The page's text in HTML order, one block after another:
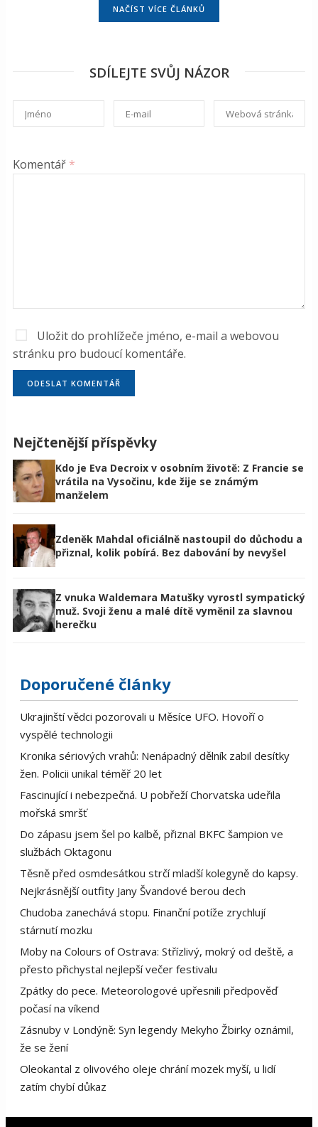
NAČÍST VÍCE ČLÁNKŮ
SDÍLEJTE SVŮJ NÁZOR
Komentář *
Uložit do prohlížeče jméno, e-mail a webovou
stránku pro budoucí komentáře.
Nejčtenější příspěvky
Kdo je Eva Decroix v osobním životě: Z Francie se
vrátila na Vysočinu, kde žije se známým
manželem
Zdeněk Mahdal oficiálně nastoupil do důchodu a
přiznal, kolik pobírá. Bez dabování by nevyšel
Z vnuka Waldemara Matušky vyrostl sympatický
muž. Svoji ženu a malé dítě vyměnil za slavnou
herečku
Doporučené články
Ukrajinští vědci pozorovali u Měsíce UFO. Hovoří o
vyspělé technologii
Kronika sériových vrahů: Nenápadný dělník zabil desítky
žen. Policii unikal téměř 20 let
Fascinující i nebezpečná. U pobřeží Chorvatska udeřila
mořská smršť
Do zápasu jsem šel po kalbě, přiznal BKFC šampion ve
službách Oktagonu
Těsně před osmdesátkou strčí mladší kolegyně do kapsy.
Nejkrásnější outfity Jany Švandové berou dech
Chudoba zanechává stopu. Finanční potíže zrychlují
stárnutí mozku
Moby na Colours of Ostrava: Střízlivý, mokrý od deště, a
přesto přichystal nejlepší večer festivalu
Zpátky do pece. Meteorologové upřesnili předpověď
počasí na víkend
Zásnuby v Londýně: Syn legendy Mekyho Žbirky oznámil,
že se žení
Oleokantal z olivového oleje chrání mozek myší, u lidí
zatím chybí důkaz